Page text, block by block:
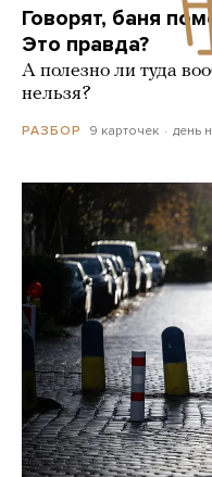
Говорят, баня
Это правда?
А полезно ли туда
нельзя?
РАЗБОР 9 карточек день